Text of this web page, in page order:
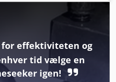
for effektiviteten og
tid vælge en
igen!